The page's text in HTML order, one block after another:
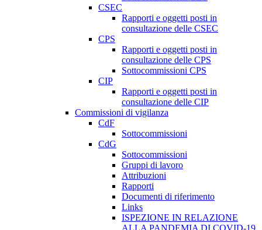
CSEC
Rapporti e oggetti posti in
consultazione delle CSEC
CPS
Rapporti e oggetti posti in
consultazione delle CPS
Sottocommissioni CPS
CIP
Rapporti e oggetti posti in
consultazione delle CIP
Commissioni di vigilanza
CdF
Sottocommissioni
CdG
Sottocommissioni
Gruppi di lavoro
Attribuzioni
Rapporti
Documenti di riferimento
Links
ISPEZIONE IN RELAZIONE